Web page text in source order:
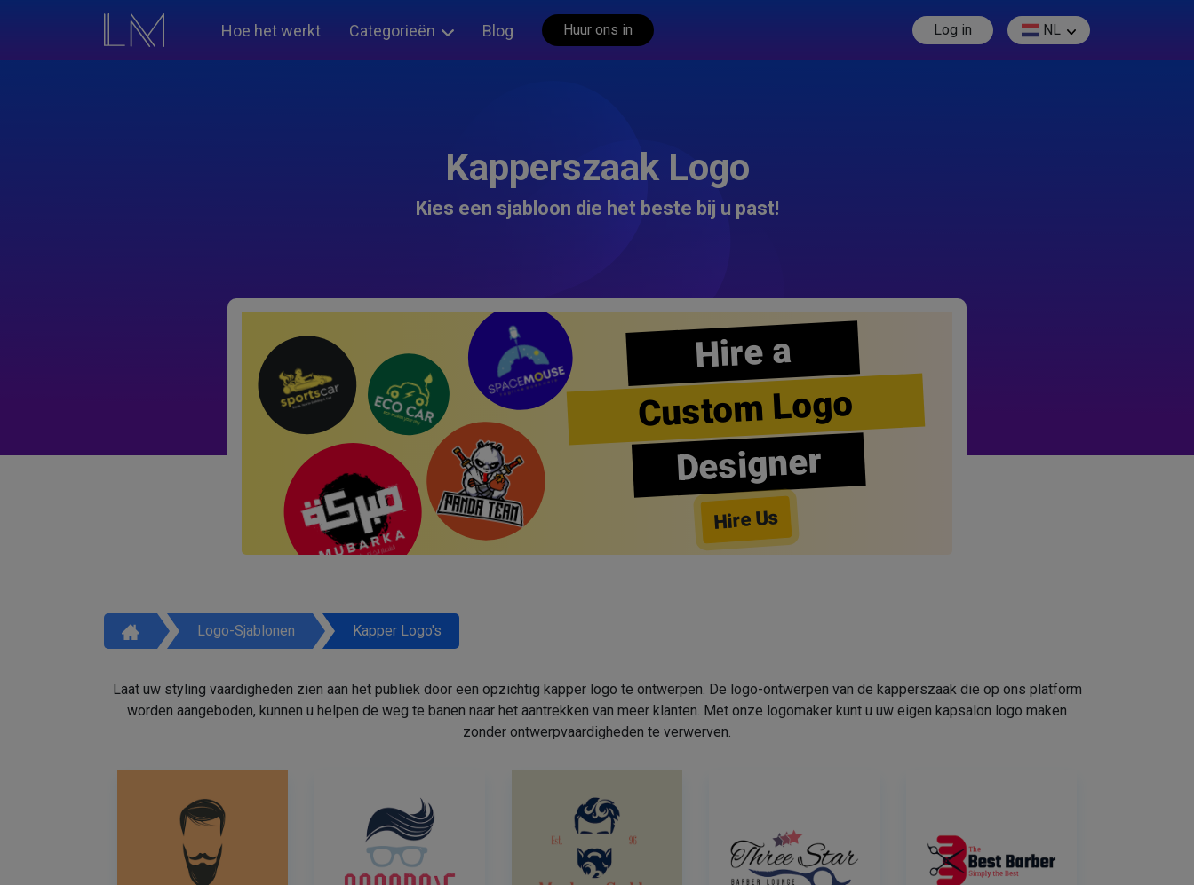
Hoe het werkt Categorieën Blog Huur ons in Log in NL
Kapperszaak Logo
Kies een sjabloon die het beste bij u past!
Hire a
Custom Logo
Designer
Hire Us
Logo-Sjablonen Kapper Logo's
Laat uw styling vaardigheden zien aan het publiek door een opzichtig kapper logo te ontwerpen. De logo-ontwerpen van de kapperszaak die op ons platform
worden aangeboden, kunnen u helpen de weg te banen naar het aantrekken van meer klanten. Met onze logomaker kunt u uw eigen kapsalon logo maken
zonder ontwerpvaardigheden te verwerven.